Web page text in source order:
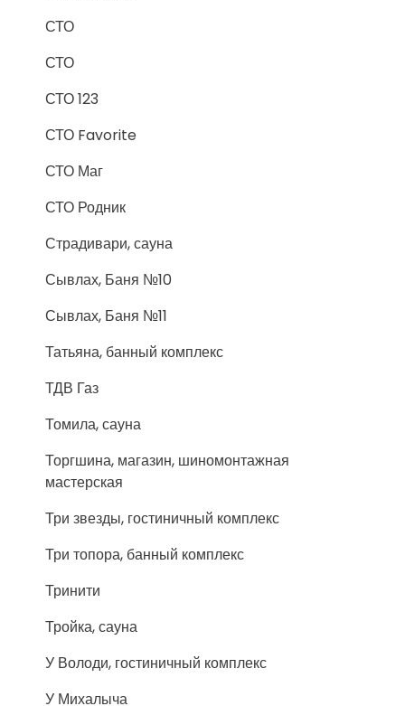
СТО
СТО
СТО 123
СТО Favorite
СТО Маг
СТО Родник
Страдивари, сауна
Сывлах, Баня №10
Сывлах, Баня №11
Татьяна, банный комплекс
ТДВ Газ
Томила, сауна
Торгшина, магазин, шиномонтажная
мастерская
Три звезды, гостиничный комплекс
Три топора, банный комплекс
Тринити
Тройка, сауна
У Володи, гостиничный комплекс
У Михалыча